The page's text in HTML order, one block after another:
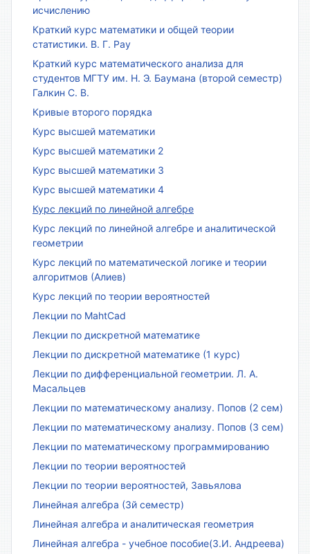
исчислению
Краткий курс математики и общей теории
статистики. В. Г. Рау
Краткий курс математического анализа для
студентов МГТУ им. Н. Э. Баумана (второй семестр)
Галкин С. В.
Кривые второго порядка
Курс высшей математики
Курс высшей математики 2
Курс высшей математики 3
Курс высшей математики 4
Курс лекций по линейной алгебре
Курс лекций по линейной алгебре и аналитической
геометрии
Курс лекций по математической логике и теории
алгоритмов (Алиев)
Курс лекций по теории вероятностей
Лекции по MahtCad
Лекции по дискретной математике
Лекции по дискретной математике (1 курс)
Лекции по дифференциальной геометрии. Л. А.
Масальцев
Лекции по математическому анализу. Попов (2 сем)
Лекции по математическому анализу. Попов (3 сем)
Лекции по математическому программированию
Лекции по теории вероятностей
Лекции по теории вероятностей, Завьялова
Линейная алгебра (3й семестр)
Линейная алгебра и аналитическая геометрия
Линейная алгебра - учебное пособие(З.И. Андреева)